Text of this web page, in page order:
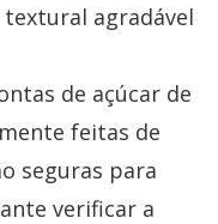
agradável
de açúcar de
feitas de
seguras para
verificar a